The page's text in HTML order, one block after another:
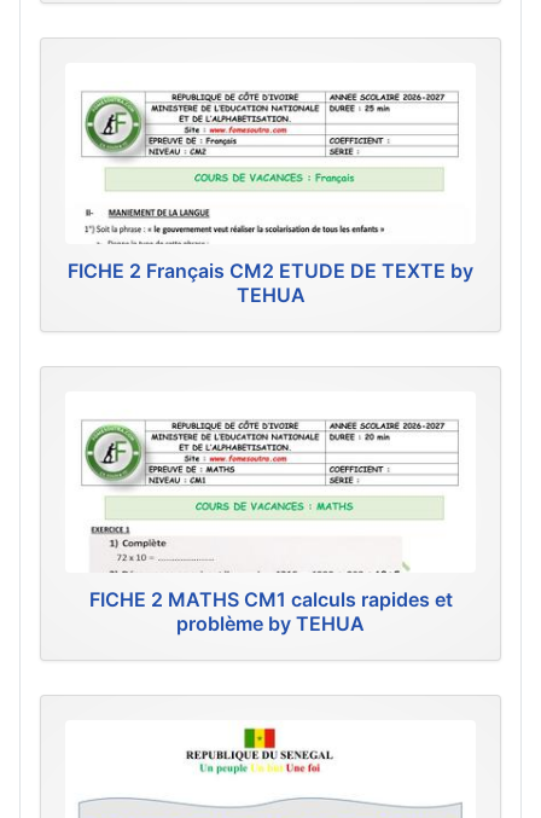
FICHE 2 Français CM2 ETUDE DE TEXTE by
TEHUA
FICHE 2 MATHS CM1 calculs rapides et
problème by TEHUA